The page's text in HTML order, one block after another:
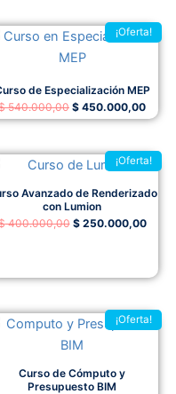
¡Oferta!
de Especialización MEP
540.000,00
El
precio
original
$ 540.000,00.
$ 450.000,00
El
$
¡Oferta!
Avanzado de Renderizado
con Lumion
400.000,00
El
precio
original
era:
$ 400.000,00.
$250.000,00
El
es:
¡Oferta!
Curso de Cómputo y
Presupuesto BIM
El
precio
original
$ 358.000,00.
El